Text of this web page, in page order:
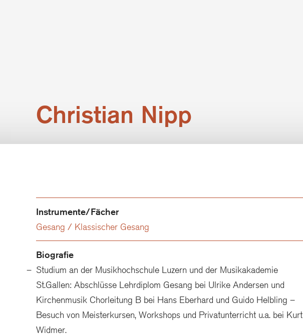
Christian Nipp
Instrumente/Fächer
Gesang / Klassischer Gesang
Biografie
Studium an der Musikhochschule Luzern und der Musikakademie
St.Gallen: Abschlüsse Lehrdiplom Gesang bei Ulrike Andersen und
Kirchenmusik Chorleitung B bei Hans Eberhard und Guido Helbling –
Besuch von Meisterkursen, Workshops und Privatunterricht u.a. bei Kurt
Widmer.